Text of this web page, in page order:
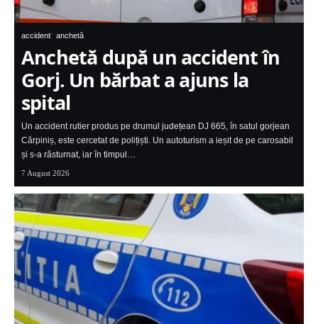
accident anchetă
Anchetă după un accident în
Gorj. Un bărbat a ajuns la
spital
Un accident rutier produs pe drumul județean DJ 665, în satul gorjean
Cărpiniș, este cercetat de polițiști. Un autoturism a ieșit de pe carosabil
și s-a răsturnat, iar în timpul…
7 August 2026